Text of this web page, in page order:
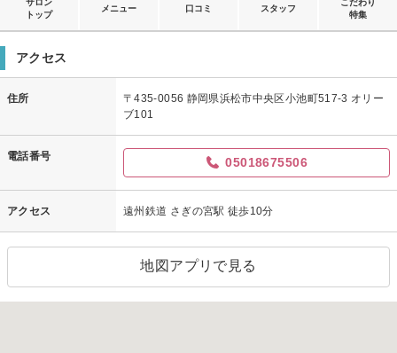
サロン
トップ
メニュー 口コミ スタッフ
こだわり
特集
アクセス
住所
〒435-0056 静岡県浜松市中央区小池町517-3 オリー
ブ101
電話番号 05018675506
アクセス 遠州鉄道 さぎの宮駅 徒歩10分
地図アプリで見る